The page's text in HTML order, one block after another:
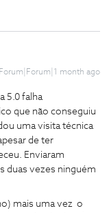
Forum|Forum|1 month ago
5.0 falha
que não conseguiu
uma visita técnica
de ter
Enviaram
duas vezes ninguém
mais uma vez o